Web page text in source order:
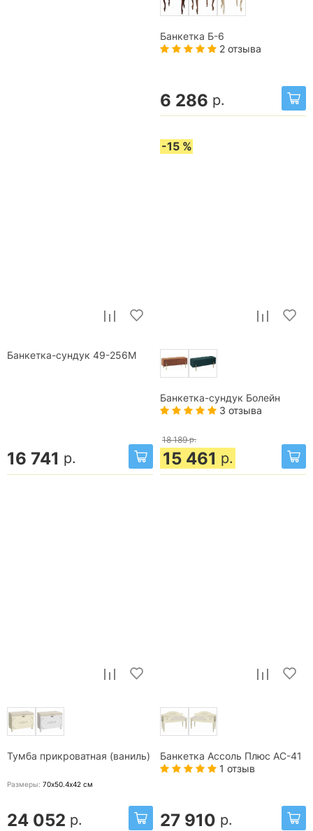
Банкетка Б-6
2 отзыва
6 286 р.
Банкетка-сундук 49-256M
16 741 р.
-15 %
Банкетка-сундук Болейн
3 отзыва
18 189 р.
15 461 р.
Тумба прикроватная (ваниль)
Размеры: 70х50.4х42 см
24 052 р.
Банкетка Ассоль Плюс АС-41
1 отзыв
27 910 р.